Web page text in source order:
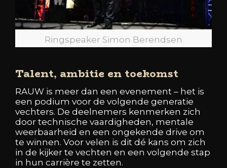
Ringspeaker Simon Berendsen
Talent, ambitie en toekomst
RAUW is meer dan een evenement – het is
een podium voor de volgende generatie
vechters. De deelnemers kenmerken zich
door technische vaardigheden, mentale
weerbaarheid en een ongekende drive om
te winnen. Voor velen is dit dé kans om zich
in de kijker te vechten en een volgende stap
in hun carrière te zetten.